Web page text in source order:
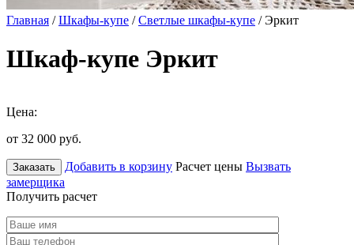
Главная /Шкафы-купе /Светлые шкафы-купе / Эркит
Шкаф-купе Эркит
Цена:
от 32 000 руб.
Заказать Добавить в корзину Расчет цены Вызвать
замерщика
Получить расчет